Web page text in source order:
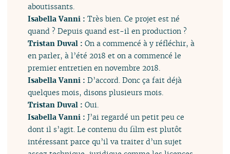
aboutissants.
Isabella Vanni :Très bien. Ce projet est né
quand ? Depuis quand est-il en production ?
Tristan Duval :On a commencé à y réfléchir, à
en parler, à l’été 2018 et on a commencé le
premier entretien en novembre 2018.
Isabella Vanni :D’accord. Donc ça fait déjà
quelques mois, disons plusieurs mois.
Tristan Duval :Oui.
Isabella Vanni :J’ai regardé un petit peu ce
dont il s’agit. Le contenu du film est plutôt
intéressant parce qu’il va traiter d’un sujet